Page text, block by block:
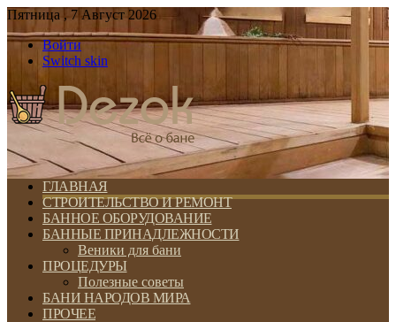
Пятница , 7 Август 2026
Войти
Switch skin
ГЛАВНАЯ
СТРОИТЕЛЬСТВО И РЕМОНТ
БАННОЕ ОБОРУДОВАНИЕ
БАННЫЕ ПРИНАДЛЕЖНОСТИ
Веники для бани
ПРОЦЕДУРЫ
Полезные советы
БАНИ НАРОДОВ МИРА
ПРОЧЕЕ